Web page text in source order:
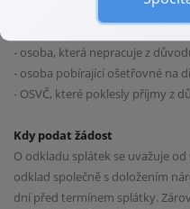
Kdo má nárok na odklad
- osoba, která nepracuje z
- osoba pobírající ošetřovné na
- OSVČ, které poklesly příjmy z
Kdy podat žádost
O odkladu splátek se uvažuje
odklad společně s doložením
dní před termínem splátky.